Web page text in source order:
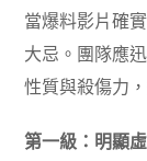
當爆料影片確
大忌。團隊應
性質與殺傷力
第一級：明顯